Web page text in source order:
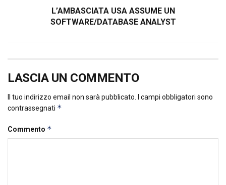
L’AMBASCIATA USA ASSUME UN
SOFTWARE/DATABASE ANALYST
LASCIA UN COMMENTO
Il tuo indirizzo email non sarà pubblicato.
I campi obbligatori sono
contrassegnati *
Commento *